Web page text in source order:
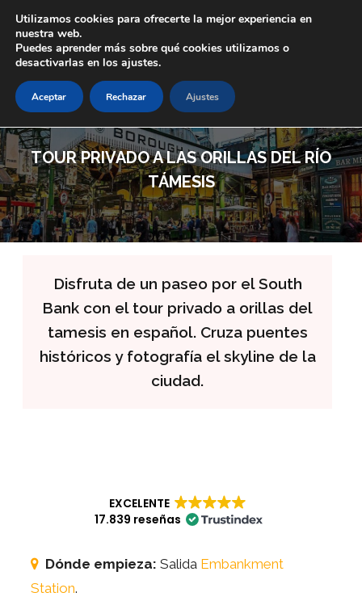
TOUR PRIVADO A LAS ORILLAS DEL RÍO
TÁMESIS
Disfruta de un paseo por el South
Bank con el tour privado a orillas del
tamesis en español. Cruza puentes
históricos y fotografía el skyline de la
ciudad.
EXCELENTE
17.839 reseñas
Dónde empieza: Salida Embankment
Station.
Utilizamos cookies para ofrecerte la mejor experiencia en
nuestra web.
Puedes aprender más sobre qué cookies utilizamos o
desactivarlas en los ajustes.
Aceptar Rechazar Ajustes